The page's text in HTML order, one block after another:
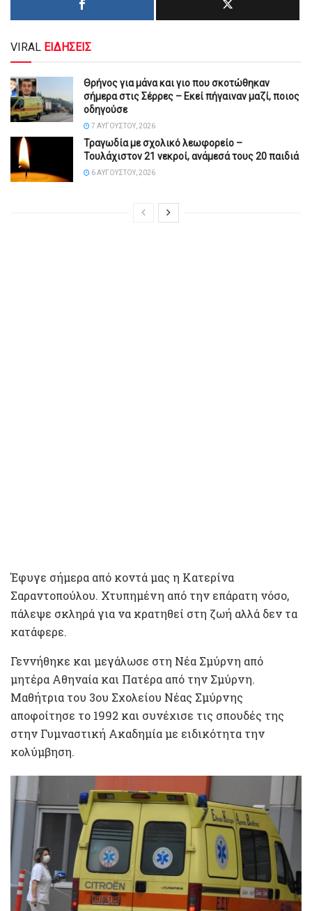
VIRAL ΕΙΔΗΣΕΙΣ
Θρήνος για μάνα και γιο που σκοτώθηκαν
σήμερα στις Σέρρες – Εκεί πήγαιναν μαζί, ποιος
οδηγούσε
7 ΑΥΓΟΎΣΤΟΥ, 2026
Τραγωδία με σχολικό λεωφορείο –
Τουλάχιστον 21 νεκροί, ανάμεσά τους 20 παιδιά
6 ΑΥΓΟΎΣΤΟΥ, 2026
Έφυγε σήμερα από κοντά μας η Κατερίνα
Σαραντοπούλου. Χτυπημένη από την επάρατη νόσο,
πάλεψε σκληρά για να κρατηθεί στη ζωή αλλά δεν τα
κατάφερε.
Γεννήθηκε και μεγάλωσε στη Νέα Σμύρνη από
μητέρα Αθηναία και Πατέρα από την Σμύρνη.
Μαθήτρια του 3ου Σχολείου Νέας Σμύρνης
αποφοίτησε το 1992 και συνέχισε τις σπουδές της
στην Γυμναστική Ακαδημία με ειδικότητα την
κολύμβηση.